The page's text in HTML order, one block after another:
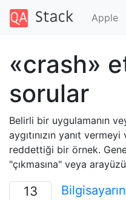
Apple
«crash»
sorular
Belirli bir uygulamanın
aygıtınızın yanıt
reddettiği bir örnek.
"çıkmasına" veya
13